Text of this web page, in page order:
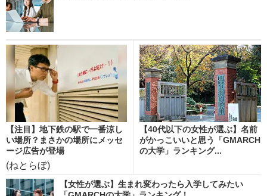
【注目】地下鉄の駅で一番涼し
い場所？まさかの場所にメッセ
ージ広告が登場
(ねとらぼ)
【40代以下の女性が選ぶ】名前
がかっこいいと思う「GMARCH
の大学」ランキング...
【女性が選ぶ】生まれ変わったら入学してみたい